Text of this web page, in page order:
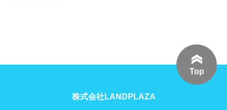
Top
株式会社LANDPLAZA